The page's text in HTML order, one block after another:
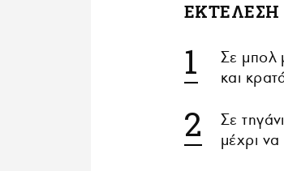
ΕΚΤΕΛΕΣΗ
Σε μπολ
και
Σε
μέχρι